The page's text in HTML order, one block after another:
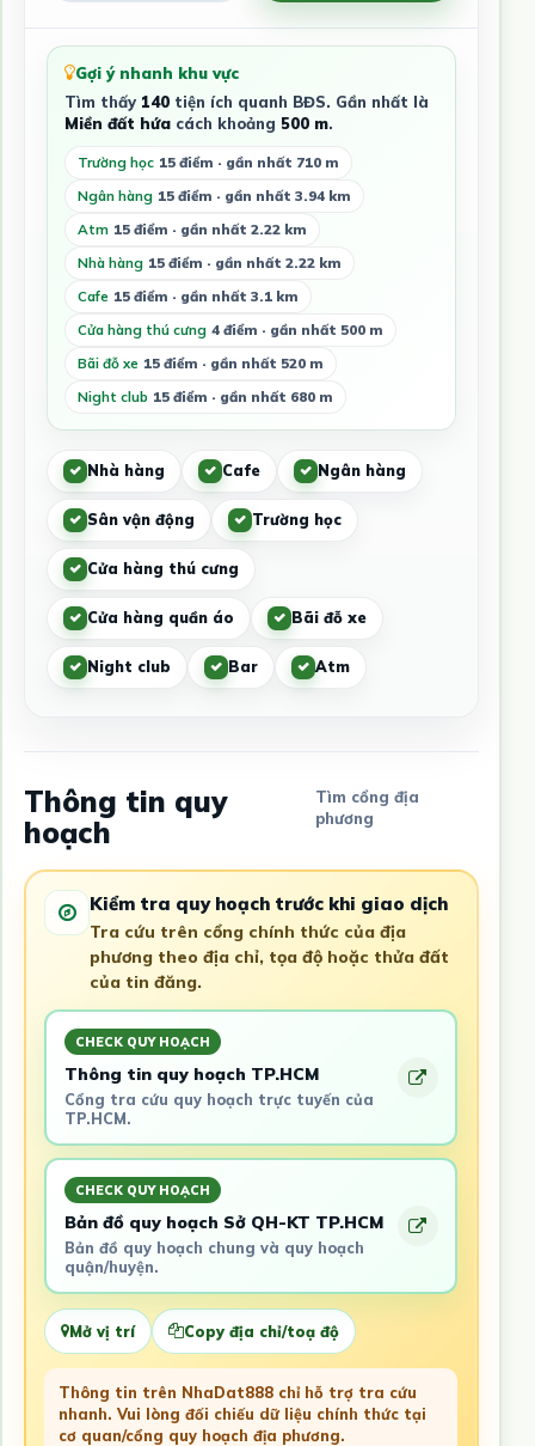
Gợi ý nhanh khu vực
Tìm thấy 140tiện ích quanh BĐS. Gần nhất là
Miền đất hứacách khoảng 500 m.
Trường học 15 điểm · gần nhất 710 m
Ngân hàng 15 điểm · gần nhất 3.94 km
Atm 15 điểm · gần nhất 2.22 km
Nhà hàng 15 điểm · gần nhất 2.22 km
Cafe 15 điểm · gần nhất 3.1 km
Cửa hàng thú cưng 4 điểm · gần nhất 500 m
Bãi đỗ xe 15 điểm · gần nhất 520 m
Night club 15 điểm · gần nhất 680 m
Nhà hàng Cafe Ngân hàng
Sân vận động Trường học
Cửa hàng thú cưng
Cửa hàng quần áo Bãi đỗ xe
Night club Bar Atm
Thông tin quy
hoạch
Tìm cổng địa
phương
Kiểm tra quy hoạch trước khi giao dịch
Tra cứu trên cổng chính thức của địa
phương theo địa chỉ, tọa độ hoặc thửa đất
của tin đăng.
CHECK QUY HOẠCH
Thông tin quy hoạch TP.HCM
Cổng tra cứu quy hoạch trực tuyến của
TP.HCM.
CHECK QUY HOẠCH
Bản đồ quy hoạch Sở QH-KT TP.HCM
Bản đồ quy hoạch chung và quy hoạch
quận/huyện.
Mở vị trí Copy địa chỉ/toạ độ
Thông tin trên NhaDat888 chỉ hỗ trợ tra cứu
nhanh. Vui lòng đối chiếu dữ liệu chính thức tại
cơ quan/cổng quy hoạch địa phương.